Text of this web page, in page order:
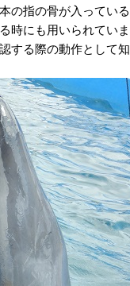
の指の骨が入ってい
時にも用いられてい
する際の動作として